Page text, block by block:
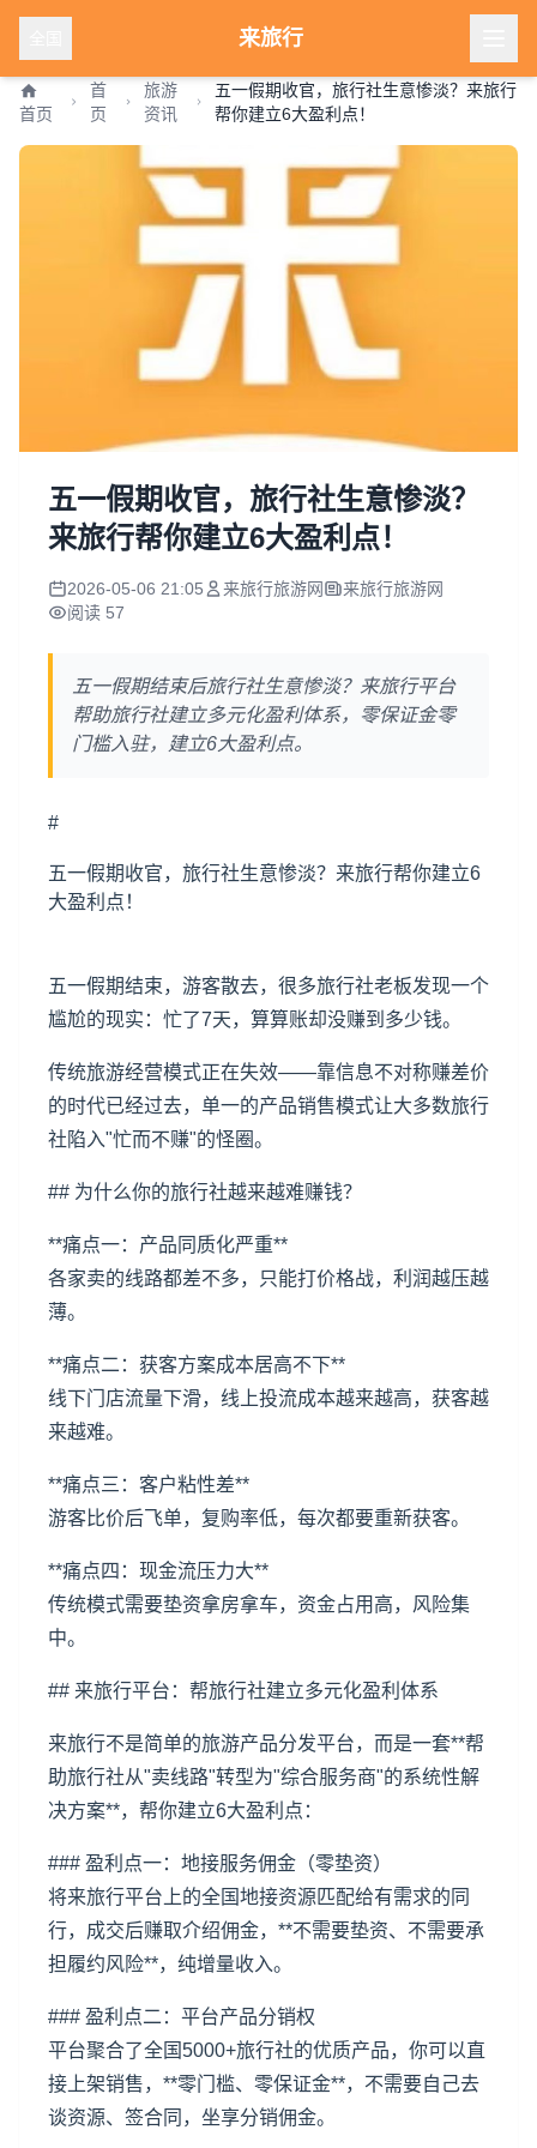
来旅行
首页
首
页
旅游
资讯
五一假期收官，旅行社生意惨淡？来旅行
帮你建立6大盈利点！
五一假期收官，旅行社生意惨淡？
来旅行帮你建立6大盈利点！
2026-05-06 21:05 来旅行旅游网
来旅行旅游网
阅读 57
五一假期结束后旅行社生意惨淡？来旅行平台
帮助旅行社建立多元化盈利体系，零保证金零
门槛入驻，建立6大盈利点。
#
五一假期收官，旅行社生意惨淡？ 来旅行帮你建立6
大盈利点！
五一假期结束，游客散去，很多旅行社老板发现一个
尴尬的现实：忙了7天，算算账却没赚到多少钱。
传统旅游经营模式正在失效——靠信息不对称赚差价
的时代已经过去，单一的产品销售模式让大多数旅行
社陷入"忙而不赚"的怪圈。
## 为什么你的旅行社越来越难赚钱？
**痛点一：产品同质化严重**
各家卖的线路都差不多，只能打价格战，利润越压越
薄。
**痛点二： 获客方案成本居高不下**
线下门店流量下滑，线上投流成本越来越高，获客越
来越难。
**痛点三：客户粘性差**
游客比价后飞单，复购率低，每次都要重新获客。
**痛点四：现金流压力大**
传统模式需要垫资拿房拿车，资金占用高，风险集
中。
## 来旅行平台 ：帮旅行社建立多元化盈利体系
来旅行不是简单的旅游产品分发平台，而是一套**帮
助旅行社从"卖线路"转型为"综合服务商"的系统性解
决方案**，帮你建立6大盈利点：
### 盈利点一：地接服务佣金（零垫资）
将来旅行平台上的全国地接资源匹配给有需求的同
行，成交后赚取介绍佣金，**不需要垫资、不需要承
担履约风险**，纯增量收入。
### 盈利点二：平台产品分销权
平台聚合了全国5000+旅行社的优质产品，你可以直
接上架销售，**零门槛、零保证金**，不需要自己去
谈资源、签合同，坐享分销佣金。